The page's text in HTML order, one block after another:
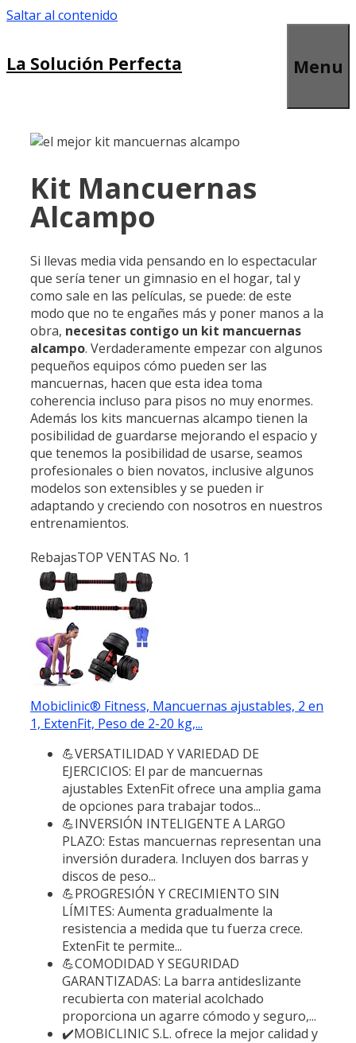
Saltar al contenido
La Solución Perfecta Menu
Kit Mancuernas
Alcampo
Si llevas media vida pensando en lo espectacular
que sería tener un gimnasio en el hogar, tal y
como sale en las películas, se puede: de este
modo que no te engañes más y poner manos a la
obra, necesitas contigo un kit mancuernas
alcampo. Verdaderamente empezar con algunos
pequeños equipos cómo pueden ser las
mancuernas, hacen que esta idea toma
coherencia incluso para pisos no muy enormes.
Además los kits mancuernas alcampo tienen la
posibilidad de guardarse mejorando el espacio y
que tenemos la posibilidad de usarse, seamos
profesionales o bien novatos, inclusive algunos
modelos son extensibles y se pueden ir
adaptando y creciendo con nosotros en nuestros
entrenamientos.
RebajasTOP VENTAS No. 1
Mobiclinic® Fitness, Mancuernas ajustables, 2 en
1, ExtenFit, Peso de 2-20 kg,...
💪VERSATILIDAD Y VARIEDAD DE
EJERCICIOS: El par de mancuernas
ajustables ExtenFit ofrece una amplia gama
de opciones para trabajar todos...
💪INVERSIÓN INTELIGENTE A LARGO
PLAZO: Estas mancuernas representan una
inversión duradera. Incluyen dos barras y
discos de peso...
💪PROGRESIÓN Y CRECIMIENTO SIN
LÍMITES: Aumenta gradualmente la
resistencia a medida que tu fuerza crece.
ExtenFit te permite...
💪COMODIDAD Y SEGURIDAD
GARANTIZADAS: La barra antideslizante
recubierta con material acolchado
proporciona un agarre cómodo y seguro,...
✔️MOBICLINIC S.L. ofrece la mejor calidad y